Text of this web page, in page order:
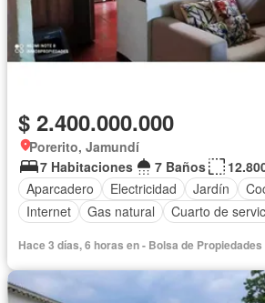
$ 2.400.000.000
Porerito, Jamundí
7 Habitaciones
7 Baños
Aparcadero
Electricidad Jardín
Internet
Gas natural Cuarto de
Hace 3 días, 6 horas en - Bolsa de Propiedades